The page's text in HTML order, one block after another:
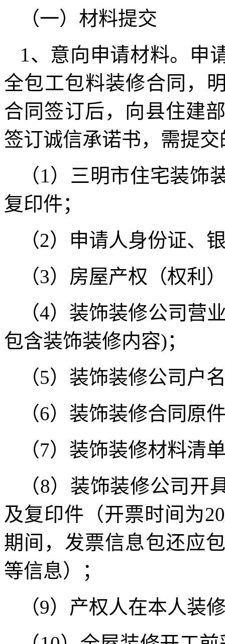
（一）材料提交
1、意向申请材料。申
全包工包料装修合同，
合同签订后，向县住建
签订诚信承诺书，需提
（1）三明市住宅装饰
复印件；
（2）申请人身份证、
（3）房屋产权（权利
（4）装饰装修公司营
包含装饰装修内容)；
（5）装饰装修公司户
（6）装饰装修合同原
（7）装饰装修材料清
（8）装饰装修公司开
及复印件（开票时间为
期间，发票信息包还应
等信息）；
（9）产权人在本人装